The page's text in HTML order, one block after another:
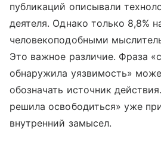
публикаций описывали
деятеля. Однако только 8,8%
человекоподобными
Это важное различие. Фраза
обнаружила уязвимость»
обозначать источник
решила освободиться» уже
внутренний замысел.